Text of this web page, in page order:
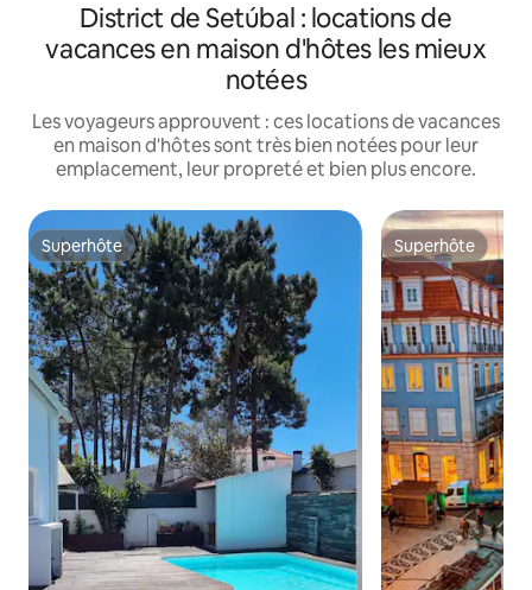
District de Setúbal : locations de
vacances en maison d'hôtes les mieux
notées
Les voyageurs approuvent : ces locations de vacances
en maison d'hôtes sont très bien notées pour leur
emplacement, leur propreté et bien plus encore.
Superhôte
Superhôte Superhôte
Superhôte